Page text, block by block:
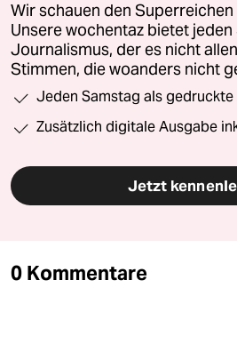
Wir schauen den Superreichen
Unsere wochentaz bietet
Journalismus, der es nicht
Stimmen, die woanders nicht
Jeden Samstag als gedruckte
Zusätzlich digitale Ausgabe
Jetzt
0 Kommentare